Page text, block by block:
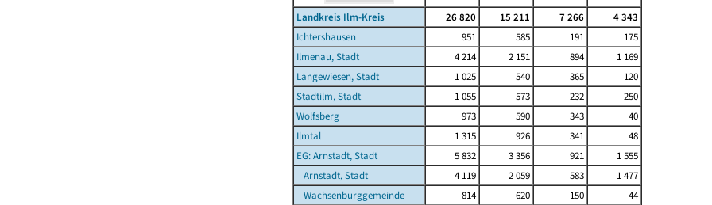
Landkreis Ilm-Kreis 26 820 15 211 7 266
4 343
Ichtershausen
951 585 191
175
Ilmenau, Stadt
4 214 2 151 894
1 169
Langewiesen, Stadt
1 025 540 365
120
Stadtilm, Stadt
1 055 573 232
250
Wolfsberg
973 590 343
40
Ilmtal
1 315 926 341
48
EG: Arnstadt, Stadt
5 832 3 356 921
1 555
Arnstadt, Stadt
4 119 2 059 583
1 477
Wachsenburggemeinde
814 620 150
44